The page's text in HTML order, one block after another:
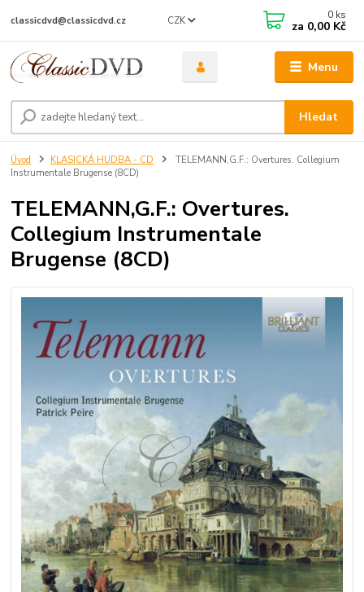
Menu
CZK
Hledat
classicdvd@classicdvd.cz 0 ks
za 0,00 Kč
Úvod KLASICKÁ HUDBA - CD
TELEMANN,G.F.: Overtures. Collegium
Instrumentale Brugense (8CD)
TELEMANN,G.F.: Overtures.
Collegium Instrumentale
Brugense (8CD)